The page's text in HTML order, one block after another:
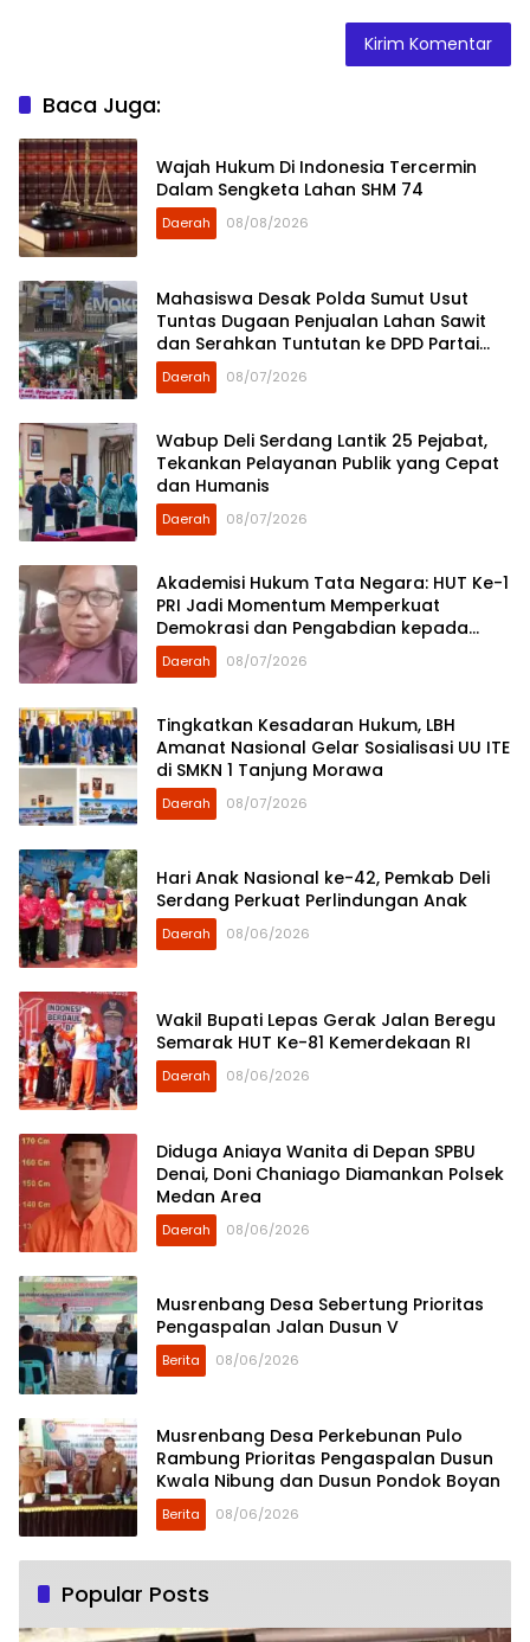
Baca Juga:
Wajah Hukum Di Indonesia Tercermin
Dalam Sengketa Lahan SHM 74
Daerah 08/08/2026
Mahasiswa Desak Polda Sumut Usut
Tuntas Dugaan Penjualan Lahan Sawit
dan Serahkan Tuntutan ke DPD Partai
Demokrat Sumut
Daerah 08/07/2026
Wabup Deli Serdang Lantik 25 Pejabat,
Tekankan Pelayanan Publik yang Cepat
dan Humanis
Daerah 08/07/2026
Akademisi Hukum Tata Negara: HUT Ke-1
PRI Jadi Momentum Memperkuat
Demokrasi dan Pengabdian kepada
Rakyat
Daerah 08/07/2026
Tingkatkan Kesadaran Hukum, LBH
Amanat Nasional Gelar Sosialisasi UU ITE
di SMKN 1 Tanjung Morawa
Daerah 08/07/2026
Hari Anak Nasional ke-42, Pemkab Deli
Serdang Perkuat Perlindungan Anak
Daerah 08/06/2026
Wakil Bupati Lepas Gerak Jalan Beregu
Semarak HUT Ke-81 Kemerdekaan RI
Daerah 08/06/2026
Diduga Aniaya Wanita di Depan SPBU
Denai, Doni Chaniago Diamankan Polsek
Medan Area
Daerah 08/06/2026
Musrenbang Desa Sebertung Prioritas
Pengaspalan Jalan Dusun V
Berita 08/06/2026
Musrenbang Desa Perkebunan Pulo
Rambung Prioritas Pengaspalan Dusun
Kwala Nibung dan Dusun Pondok Boyan
Berita 08/06/2026
Popular Posts